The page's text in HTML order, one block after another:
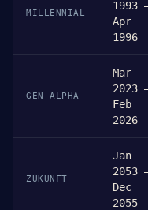
MILLENNIAL
1993
Apr
1996
GEN ALPHA
Mar
2023
Feb
2026
ZUKUNFT
Jan
2053
Dec
2055